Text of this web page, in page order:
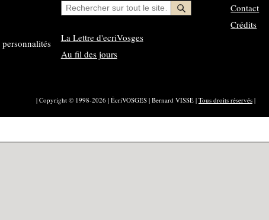
La Lettre d'ecriVosges
Au fil des jours
Contact
Crédits
| Copyright © 1998-2026 | ÉcriVOSGES | Bernard VISSE | Tous droits réservés |